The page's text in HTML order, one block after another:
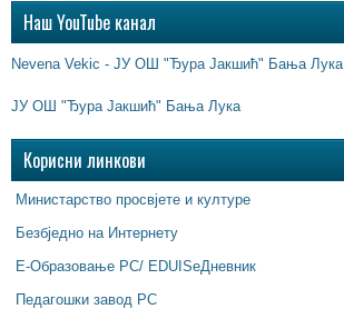
Наш YouTube канал
Nevena Vekic - ЈУ ОШ "Ђура Јакшић" Бања Лука
ЈУ ОШ "Ђура Јакшић" Бања Лука
Корисни линкови
Министарство просвјете и културе
Безбједно на Интернету
Е-Образовање РС/ EDUISeДневник
Педагошки завод РС